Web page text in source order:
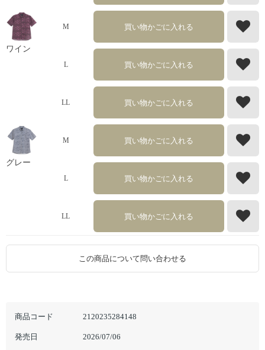
商品コード 2120235284148
発売日 2026/07/06
ワイン
M 買い物かごに入れる
L 買い物かごに入れる
LL 買い物かごに入れる
グレー
M 買い物かごに入れる
L 買い物かごに入れる
LL 買い物かごに入れる
この商品について問い合わせる